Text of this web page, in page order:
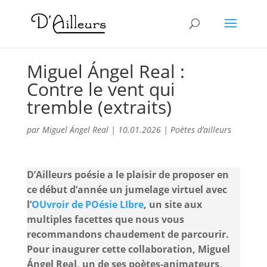
Miguel Ángel Real :
Contre le vent qui
tremble (extraits)
par Miguel Ángel Real| 10.01.2026| Poètes d’ailleurs
D’Ailleurs poésie a le plaisir de proposer en
ce début d’année un jumelage virtuel avec
l’OUvroir de POésie LIbre, un site aux
multiples facettes que nous vous
recommandons chaudement de parcourir.
Pour inaugurer cette collaboration, Miguel
Ángel Real, un de ses poètes-animateurs,